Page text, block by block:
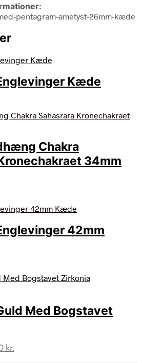
pentagram-ametyst-26mm-kæde
Kæde
Chakra
34mm
42mm
Med Bogstavet
kr.